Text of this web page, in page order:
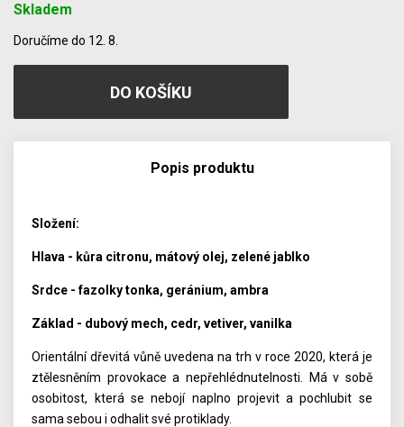
Skladem
Doručíme do 12. 8.
Popis produktu
Složení:
Hlava - kůra citronu, mátový olej, zelené jablko
Srdce - fazolky tonka, geránium, ambra
Základ - dubový mech, cedr, vetiver, vanilka
Orientální dřevitá vůně uvedena na trh v roce 2020, která je
ztělesněním provokace a nepřehlédnutelnosti. Má v sobě
osobitost, která se nebojí naplno projevit a pochlubit se
sama sebou i odhalit své protiklady.